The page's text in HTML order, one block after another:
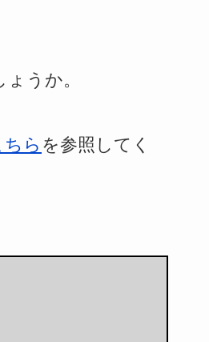
うか。
ちら を参照してく